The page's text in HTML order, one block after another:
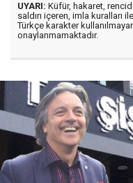
UYARI: Küfür, hakaret,
saldırı içeren, imla kuralları
Türkçe karakter
onaylanmamaktadır.